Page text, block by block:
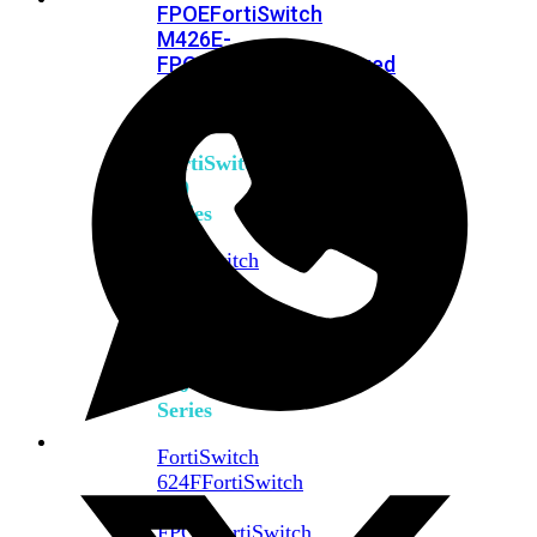
FPOEFortiSwitch
M426E-
FPOE
FortiSwitchRugged
424F-
FortiSwitch
500
Series
FortiSwitch
600
Series
FortiSwitch
624FFortiSwitch
624F-
FPOE
FortiSwitch